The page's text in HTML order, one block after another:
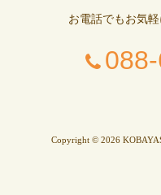
お電話でもお気
Copyright © 2026